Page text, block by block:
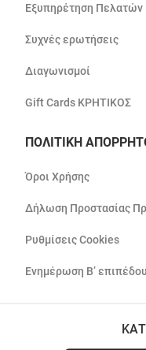
Εξυπηρέτηση Πελατών
Συχνές ερωτήσεις
Διαγωνισμοί
Gift Cards ΚΡΗΤΙΚΟΣ
ΠΟΛΙΤΙΚΗ
Όροι Χρήσης
Δήλωση Προστασίας
Ρυθμίσεις Cookies
Ενημέρωση Β’ επιπέδου